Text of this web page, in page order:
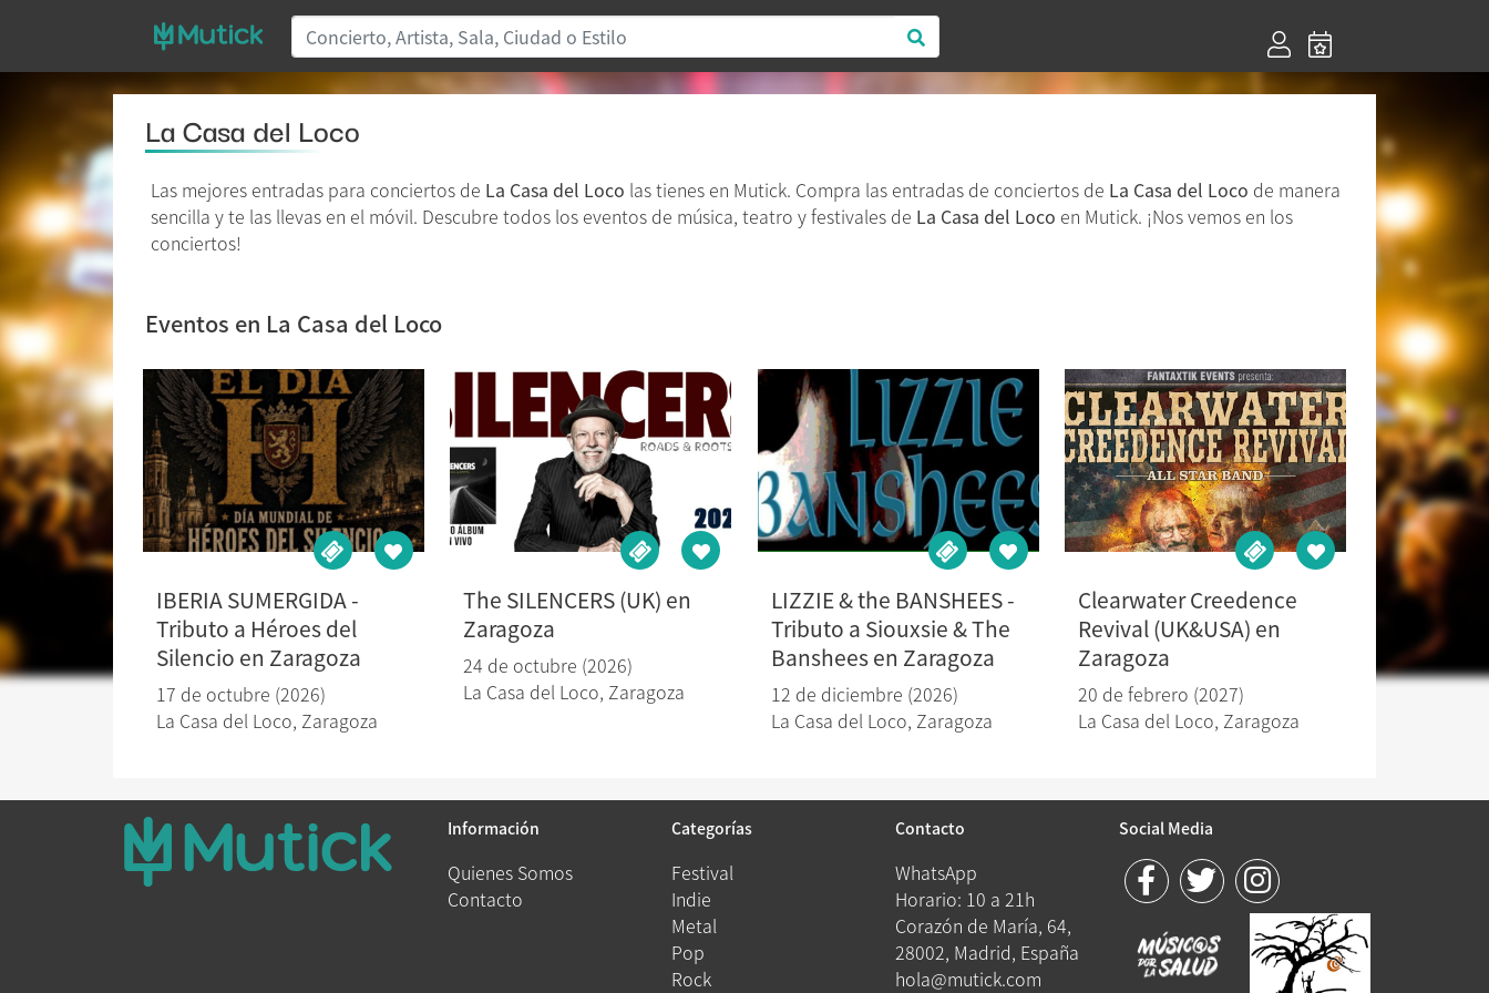
La Casa del Loco
Las mejores entradas para conciertos de La Casa del Loco las tienes en Mutick. Compra las entradas de conciertos de La Casa del Loco de manera
sencilla y te las llevas en el móvil. Descubre todos los eventos de música, teatro y festivales de La Casa del Loco en Mutick. ¡Nos vemos en los
conciertos!
Eventos en La Casa del Loco
IBERIA SUMERGIDA -
Tributo a Héroes del
Silencio en Zaragoza
17 de octubre (2026)
La Casa del Loco, Zaragoza
The SILENCERS (UK) en
Zaragoza
24 de octubre (2026)
La Casa del Loco, Zaragoza
LIZZIE & the BANSHEES -
Tributo a Siouxsie & The
Banshees en Zaragoza
12 de diciembre (2026)
La Casa del Loco, Zaragoza
Clearwater Creedence
Revival (UK&USA) en
Zaragoza
20 de febrero (2027)
La Casa del Loco, Zaragoza
Información
Quienes Somos
Contacto
Categorías
Festival
Indie
Metal
Pop
Rock
Contacto
WhatsApp
Horario: 10 a 21h
Corazón de María, 64,
28002, Madrid, España
hola@mutick.com
Social Media